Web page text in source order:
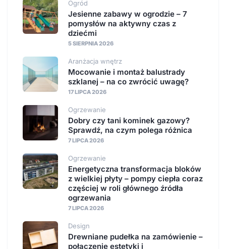
Ogród
Jesienne zabawy w ogrodzie – 7
pomysłów na aktywny czas z
dziećmi
5 SIERPNIA 2026
Aranżacja wnętrz
Mocowanie i montaż balustrady
szklanej – na co zwrócić uwagę?
17 LIPCA 2026
Ogrzewanie
Dobry czy tani kominek gazowy?
Sprawdź, na czym polega różnica
7 LIPCA 2026
Ogrzewanie
Energetyczna transformacja bloków
z wielkiej płyty – pompy ciepła coraz
częściej w roli głównego źródła
ogrzewania
7 LIPCA 2026
Design
Drewniane pudełka na zamówienie –
połączenie estetyki i